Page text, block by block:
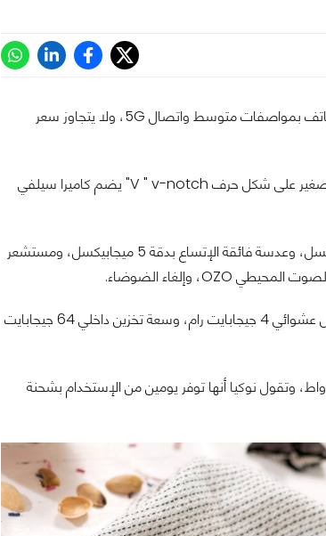
كشفت نوكيا مؤخراً عن هاتف جديد بسعر رخيص تحت اسم نوكيا G300، يأتي الهاتف بمواصفات متوسط واتصال 5G، ولا يتجاوز سعر
يضم الهاتف الجديد شاشة 6.5 بوصة بدقة HD+ "720 بكسل"، وتصميم نوتش صغير على شكل حرف V " v-notch" يضم كاميرا سيلفي
وفي الخلف يأتي نوكيا G300 مع كاميرا ثلاثية تتكون من عدسة رئيسية 16 ميجابيكسل، وعدسة فائقة الإتساع بدقة 5 ميجابيكسل، ومستشعر
وفي الداخل يحصل الهاتف على معالج سنابدراجون 480 5G المقترن بذاكرة وصول عشوائي 4 جيجابايت رام، وسعة تخزين داخلي 64 جيجابايت
البطارية هُنا كبيرة إلى حد ما بسعة 4470 ملي أمبير، تدعم الشحن السريع بقوة 18 واط، وتقول نوكيا أنها توفر يومين من الإستخدام بشحنة